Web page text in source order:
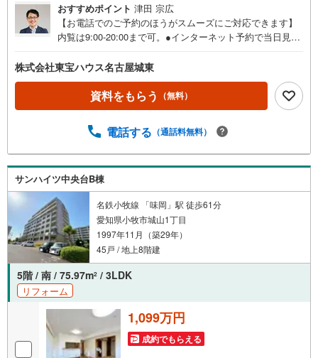
おすすめポイント 津田 宗広
【お電話でのご予約のほうがスムーズにご対応できます】
内覧は9:00-20:00まで可。●インターネット予約で当日見学
（2）本日～4日以内をご希望の方は「ご要望・ご質問欄」
に希望日時をご記入ください！《東宝ハウス名古屋城東の
こだわり》スタッフ一同、すべてのお客様に対して、自分
の家族や仲の良い友人に対するときと同じ気持ちで接客さ
と出会い、住宅ローンやその他のサービスの内容にもご満
だきます。私たちが携わる不動産ビジネスでは安全で安心
な取引を実現することはプロとしての使命です。営業スタ
ッフを管理職が常にサポートする体制で、ダブルチェック
はもちろん何度も報告と確認を繰り返し、取引の安全性を
追求しています。ご覧いただきありがとうございます！
株式会社東宝ハウス名古屋城東
資料をもらう （無料）
電話する （通話料無料）
サンハイツ中央台B棟
名鉄小牧線 「味岡」駅 徒歩61分
愛知県小牧市城山1丁目
1997年11月（築29年）
45戸 / 地上8階建
5階 / 南 / 75.97m2 / 3LDK
リフォーム
1,099万円
成約でもらえる